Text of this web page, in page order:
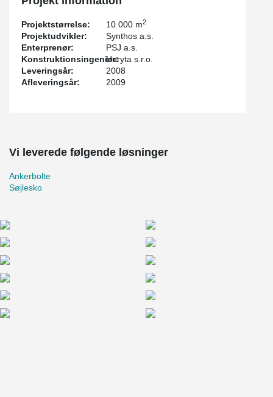
Projektstørrelse: 10 000 m2
Projektudvikler:
Synthos a.s.
Enterprenør:
PSJ a.s.
Konstruktionsingeniør:Huryta s.r.o.
Leveringsår:
2008
Afleveringsår:
2009
Vi leverede følgende løsninger
Ankerbolte
Søjlesko